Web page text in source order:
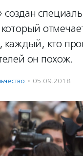
создан
кто
он похож.
· 05.09.2018